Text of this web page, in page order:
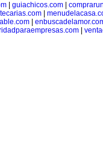
guiachicos.com
|
|